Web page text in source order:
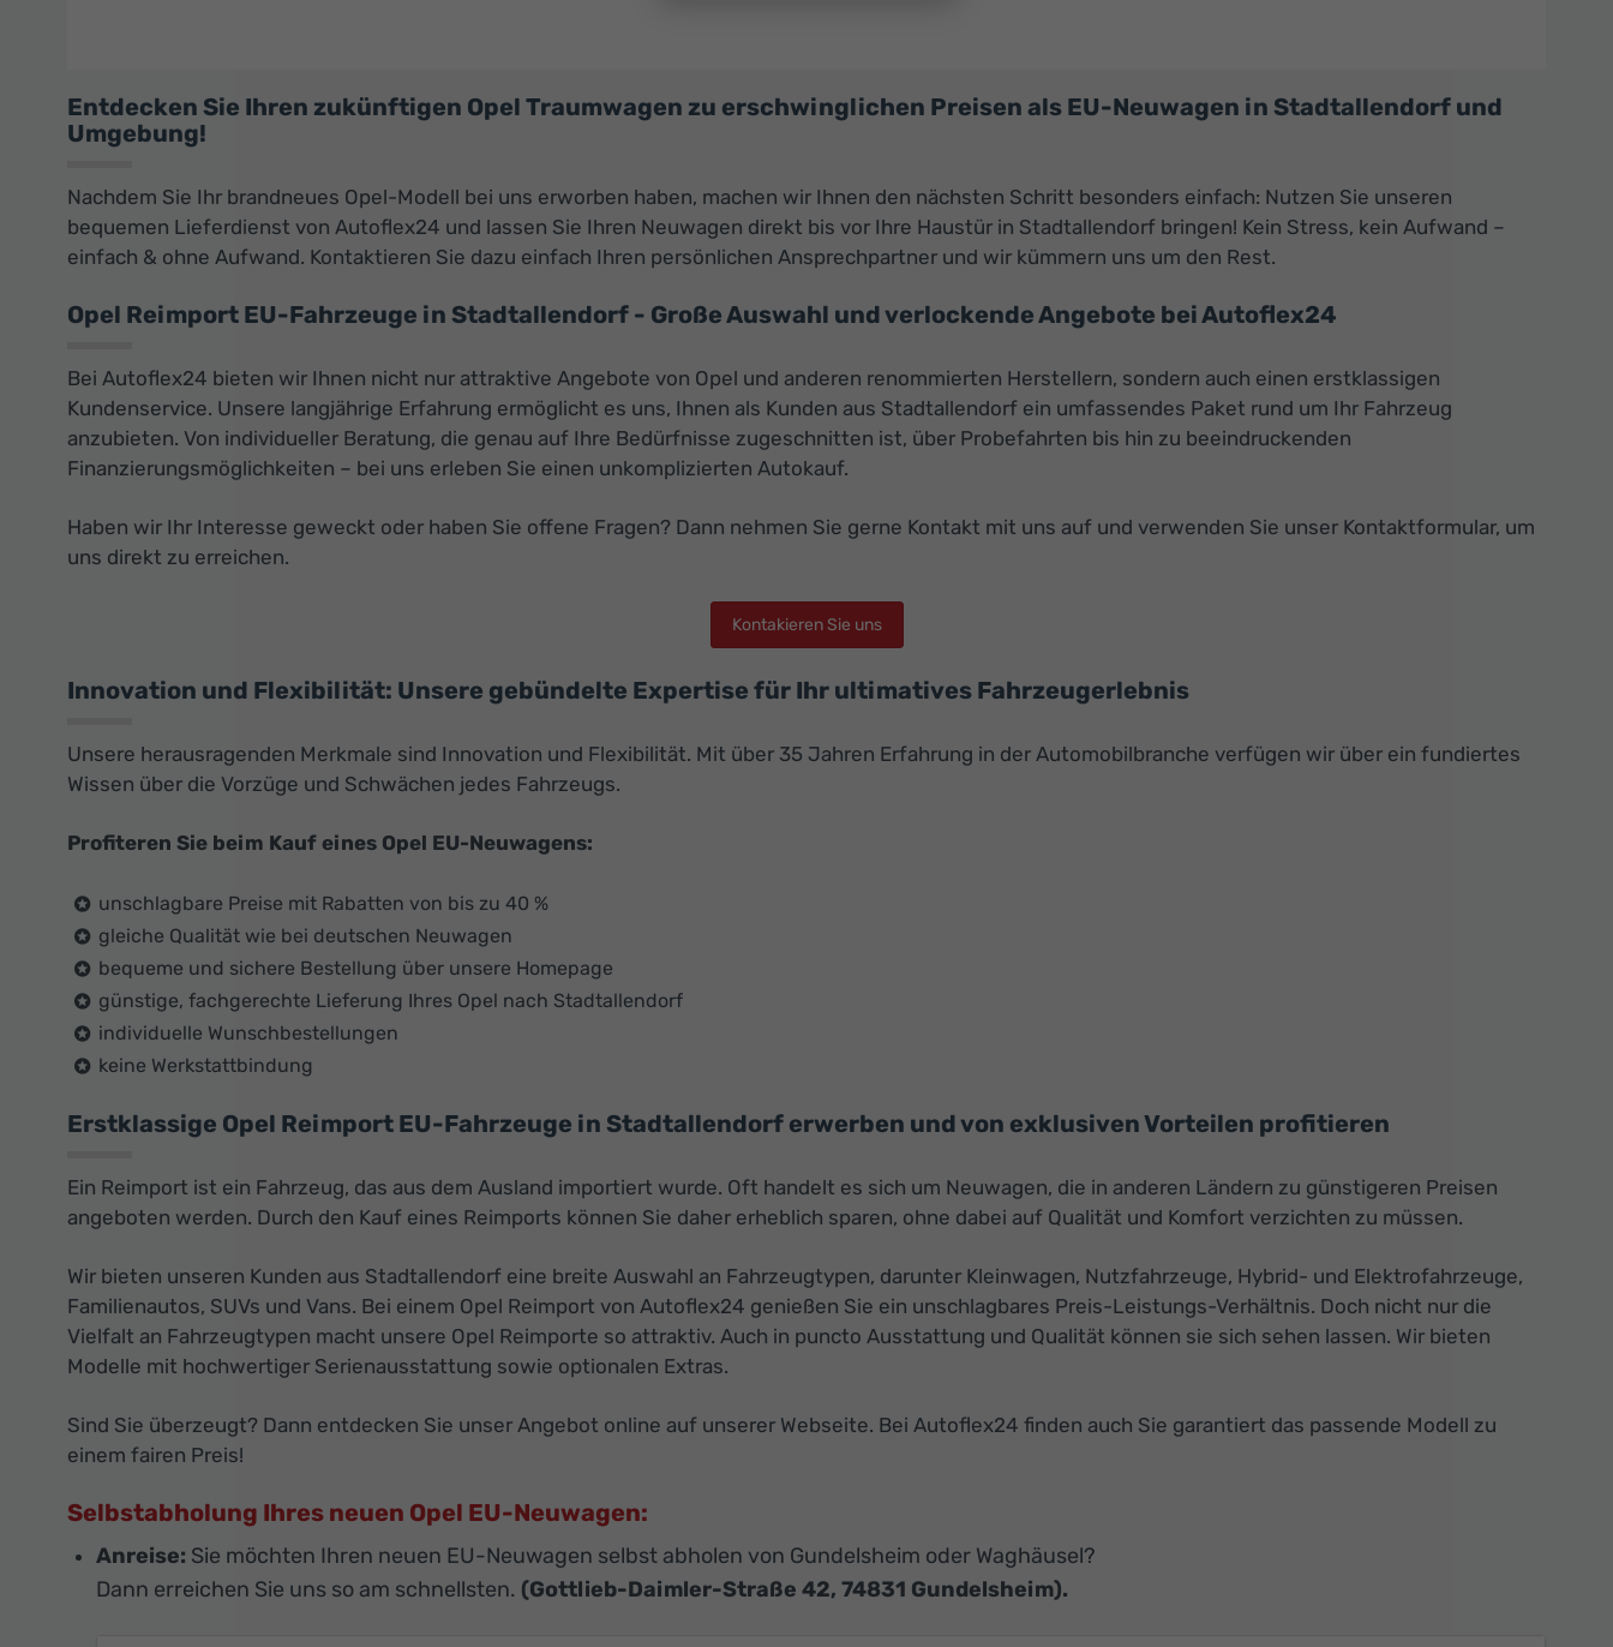
Entdecken Sie Ihren zukünftigen Opel Traumwagen zu erschwinglichen Preisen als EU-Neuwagen in Stadtallendorf und
Umgebung!
Nachdem Sie Ihr brandneues Opel-Modell bei uns erworben haben, machen wir Ihnen den nächsten Schritt besonders einfach: Nutzen Sie unseren
bequemen Lieferdienst von Autoflex24 und lassen Sie Ihren Neuwagen direkt bis vor Ihre Haustür in Stadtallendorf bringen! Kein Stress, kein Aufwand –
einfach & ohne Aufwand. Kontaktieren Sie dazu einfach Ihren persönlichen Ansprechpartner und wir kümmern uns um den Rest.
Opel Reimport EU-Fahrzeuge in Stadtallendorf - Große Auswahl und verlockende Angebote bei Autoflex24
Bei Autoflex24 bieten wir Ihnen nicht nur attraktive Angebote von Opel und anderen renommierten Herstellern, sondern auch einen erstklassigen
Kundenservice. Unsere langjährige Erfahrung ermöglicht es uns, Ihnen als Kunden aus Stadtallendorf ein umfassendes Paket rund um Ihr Fahrzeug
anzubieten. Von individueller Beratung, die genau auf Ihre Bedürfnisse zugeschnitten ist, über Probefahrten bis hin zu beeindruckenden
Finanzierungsmöglichkeiten – bei uns erleben Sie einen unkomplizierten Autokauf.
Haben wir Ihr Interesse geweckt oder haben Sie offene Fragen? Dann nehmen Sie gerne Kontakt mit uns auf und verwenden Sie unser Kontaktformular, um
uns direkt zu erreichen.
Kontakieren Sie uns
Innovation und Flexibilität: Unsere gebündelte Expertise für Ihr ultimatives Fahrzeugerlebnis
Unsere herausragenden Merkmale sind Innovation und Flexibilität. Mit über 35 Jahren Erfahrung in der Automobilbranche verfügen wir über ein fundiertes
Wissen über die Vorzüge und Schwächen jedes Fahrzeugs.
Profiteren Sie beim Kauf eines Opel EU-Neuwagens:
unschlagbare Preise mit Rabatten von bis zu 40 %
gleiche Qualität wie bei deutschen Neuwagen
bequeme und sichere Bestellung über unsere Homepage
günstige, fachgerechte Lieferung Ihres Opel nach Stadtallendorf
individuelle Wunschbestellungen
keine Werkstattbindung
Erstklassige Opel Reimport EU-Fahrzeuge in Stadtallendorf erwerben und von exklusiven Vorteilen profitieren
Ein Reimport ist ein Fahrzeug, das aus dem Ausland importiert wurde. Oft handelt es sich um Neuwagen, die in anderen Ländern zu günstigeren Preisen
angeboten werden. Durch den Kauf eines Reimports können Sie daher erheblich sparen, ohne dabei auf Qualität und Komfort verzichten zu müssen.
Wir bieten unseren Kunden aus Stadtallendorf eine breite Auswahl an Fahrzeugtypen, darunter Kleinwagen, Nutzfahrzeuge, Hybrid- und Elektrofahrzeuge,
Familienautos, SUVs und Vans. Bei einem Opel Reimport von Autoflex24 genießen Sie ein unschlagbares Preis-Leistungs-Verhältnis. Doch nicht nur die
Vielfalt an Fahrzeugtypen macht unsere Opel Reimporte so attraktiv. Auch in puncto Ausstattung und Qualität können sie sich sehen lassen. Wir bieten
Modelle mit hochwertiger Serienausstattung sowie optionalen Extras.
Sind Sie überzeugt? Dann entdecken Sie unser Angebot online auf unserer Webseite. Bei Autoflex24 finden auch Sie garantiert das passende Modell zu
einem fairen Preis!
Selbstabholung Ihres neuen Opel EU-Neuwagen:
Anreise: Sie möchten Ihren neuen EU-Neuwagen selbst abholen von Gundelsheim oder Waghäusel?
Dann erreichen Sie uns so am schnellsten. (Gottlieb-Daimler-Straße 42, 74831 Gundelsheim).